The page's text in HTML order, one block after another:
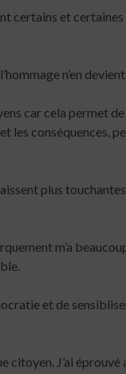
certains et
n’en devient
car cela permet
les conséquences,
plus
m’a
et de
J’ai